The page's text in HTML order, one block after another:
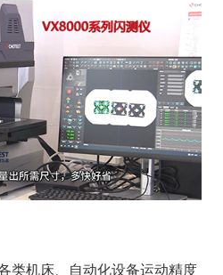
类机床、自动化设备运动精度